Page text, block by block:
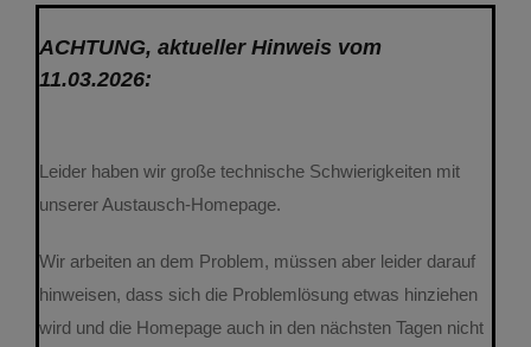
Projekte und AGs
Öffentlichkeitsarbeit
FairesPJ
ACHTUNG, aktueller Hinweis vom
11.03.2026:
Leider haben wir große technische Schwierigkeiten mit
unserer Austausch-Homepage.
Wir arbeiten an dem Problem, müssen aber leider darauf
hinweisen, dass sich die Problemlösung etwas hinziehen
wird und die Homepage auch in den nächsten Tagen nicht